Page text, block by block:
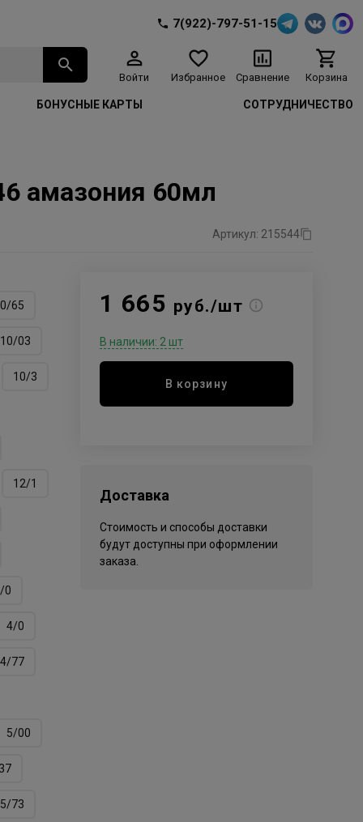
7(922)-797-51-15
Войти Избранное Сравнение Корзина
БОНУСНЫЕ КАРТЫ СОТРУДНИЧЕСТВО
амазония 60мл
Артикул: 215544
0/65
10/03
10/3
12/1
0
4/0
4/77
5/00
5/73
1 665 руб./шт
В наличии: 2 шт
В корзину
Доставка
Стоимость и способы доставки
будут доступны при оформлении
заказа.